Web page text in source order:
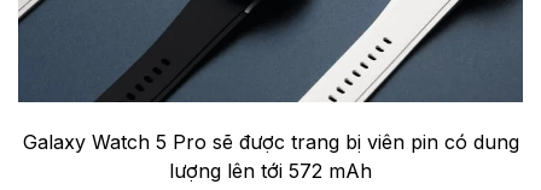
Galaxy Watch 5 Pro sẽ được trang bị viên pin có dung
lượng lên tới 572 mAh